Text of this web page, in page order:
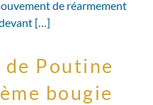
de réarmement
[…]
Poutine
bougie